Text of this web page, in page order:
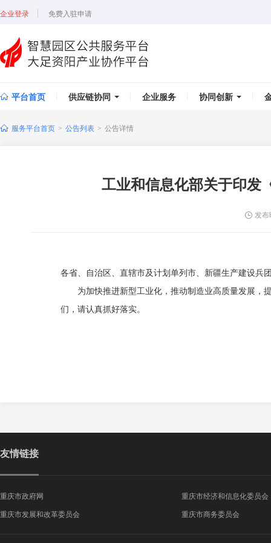
企业登录 免费入驻申请
平台首页 供应链协同 企业服务 协同创新
服务平台首页 > 公告列表 > 公告详情
工业和信息化部关于印发
发
各省、自治区、直辖市及计划单列市、新疆生产建设兵
为加快推进新型工业化，推动制造业高质量发展，
们，请认真抓好落实。
友情链接
重庆市政府网
重庆市经济和信息化委员会
重庆市发展和改革委员会
重庆市商务委员会